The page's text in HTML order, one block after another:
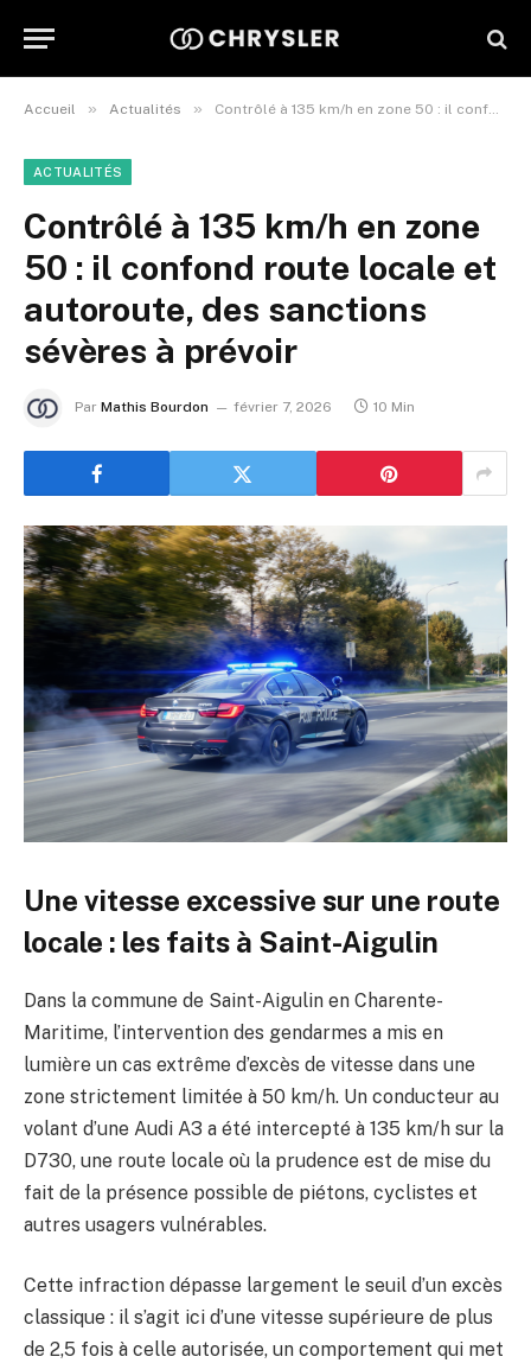
Accueil » Actualités » Contrôlé à 135 km/h en zone 50 : il confond route locale et autoroute, des sanctions sévères à prévoir
ACTUALITÉS
Contrôlé à 135 km/h en zone
50 : il confond route locale et
autoroute, des sanctions
sévères à prévoir
Par Mathis Bourdon février 7, 2026 10 Min
Une vitesse excessive sur une route
locale : les faits à Saint-Aigulin
Dans la commune de Saint-Aigulin en Charente-
Maritime, l’intervention des gendarmes a mis en
lumière un cas extrême d’excès de vitesse dans une
zone strictement limitée à 50 km/h. Un conducteur au
volant d’une Audi A3 a été intercepté à 135 km/h sur la
D730, une route locale où la prudence est de mise du
fait de la présence possible de piétons, cyclistes et
autres usagers vulnérables.
Cette infraction dépasse largement le seuil d’un excès
classique : il s’agit ici d’une vitesse supérieure de plus
de 2,5 fois à celle autorisée, un comportement qui met